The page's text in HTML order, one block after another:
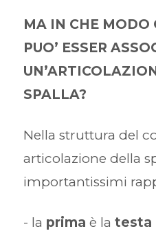
MA IN CHE MODO
PUO’ ESSER
SPALLA?
Nella struttura del
articolazione della
importantissimi
- la prima è la testa